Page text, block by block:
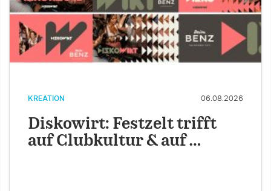
KREATION 06.08.2026
Diskowirt: Festzelt trifft
auf Clubkultur & auf …